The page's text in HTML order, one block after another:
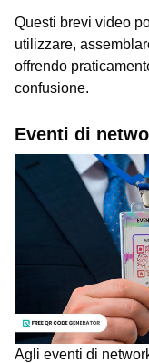
Questi brevi video
utilizzare,
offrendo
confusione.
Eventi di
Agli eventi di